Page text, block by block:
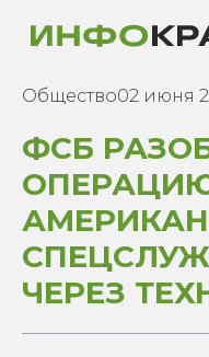
Общество02 июня
ФСБ
ЧЕРЕЗ